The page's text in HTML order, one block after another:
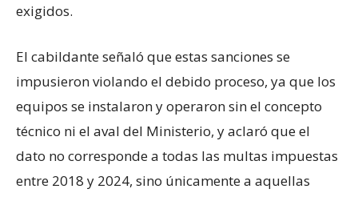
exigidos.
El cabildante señaló que estas sanciones se
impusieron violando el debido proceso, ya que los
equipos se instalaron y operaron sin el concepto
técnico ni el aval del Ministerio, y aclaró que el
dato no corresponde a todas las multas impuestas
entre 2018 y 2024, sino únicamente a aquellas